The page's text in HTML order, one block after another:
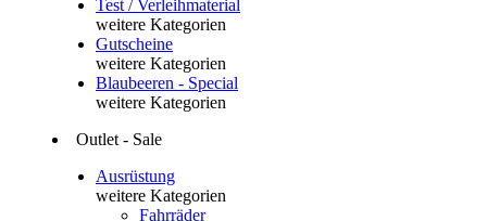
Test / Verleihmaterial
weitere Kategorien
Gutscheine
weitere Kategorien
Blaubeeren - Special
weitere Kategorien
Outlet - Sale
Ausrüstung
weitere Kategorien
Fahrräder